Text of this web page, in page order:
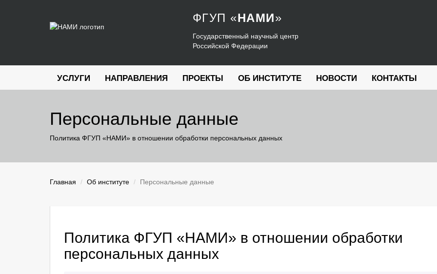
ФГУП «НАМИ»
Государственный научный центр
Российской Федерации
УСЛУГИ НАПРАВЛЕНИЯ ПРОЕКТЫ ОБ ИНСТИТУТЕ НОВОСТИ КОНТАКТЫ
Персональные данные
Политика ФГУП «НАМИ» в отношении обработки персональных данных
Главная Об институте Персональные данные
Политика ФГУП «НАМИ» в отношении обработки
персональных данных